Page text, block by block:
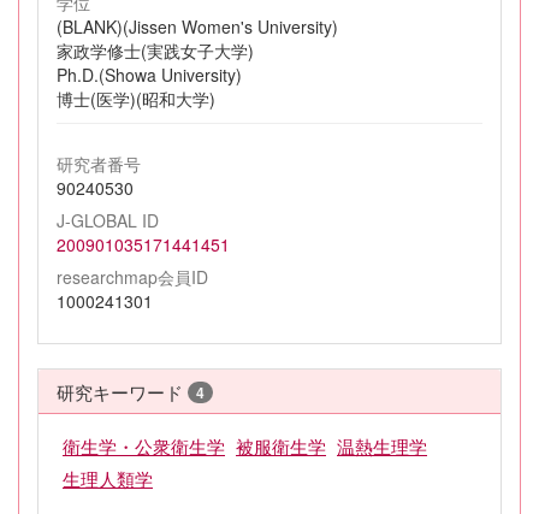
(BLANK)(Jissen Women's University)
家政学修士(実践女子大学)
Ph.D.(Showa University)
博士(医学)(昭和大学)
研究者番号
90240530
J-GLOBAL ID
200901035171441451
researchmap会員ID
1000241301
研究キーワード 4
衛生学・公衆衛生学 被服衛生学 温熱生理学
生理人類学